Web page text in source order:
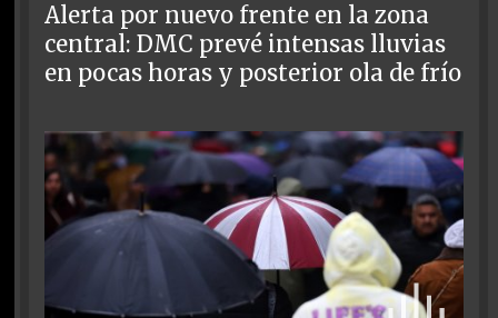
Alerta por nuevo frente en la zona
central: DMC prevé intensas lluvias
en pocas horas y posterior ola de frío